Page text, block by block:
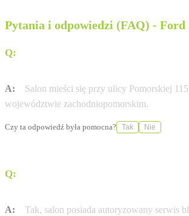
Pytania i odpowiedzi (FAQ) - Ford
Q:
A:
Salon mieści się przy ulicy Pomorskiej
województwie zachodniopomorskim.
Czy ta odpowiedź była pomocna? Tak Nie
Q:
A:
Tak, salon posiada autoryzowany serwis